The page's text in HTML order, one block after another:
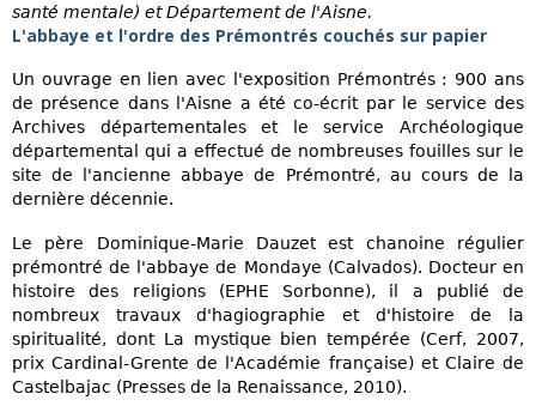
santé mentale) et Département de l'Aisne.
L'abbaye et l'ordre des Prémontrés couchés sur papier
Un ouvrage en lien avec l'exposition Prémontrés : 900 ans
de présence dans l'Aisne a été co-écrit par le service des
Archives départementales et le service Archéologique
départemental qui a effectué de nombreuses fouilles sur le
site de l'ancienne abbaye de Prémontré, au cours de la
dernière décennie.
Le père Dominique-Marie Dauzet est chanoine régulier
prémontré de l'abbaye de Mondaye (Calvados). Docteur en
histoire des religions (EPHE Sorbonne), il a publié de
nombreux travaux d'hagiographie et d'histoire de la
spiritualité, dont La mystique bien tempérée (Cerf, 2007,
prix Cardinal-Grente de l'Académie française) et Claire de
Castelbajac (Presses de la Renaissance, 2010).